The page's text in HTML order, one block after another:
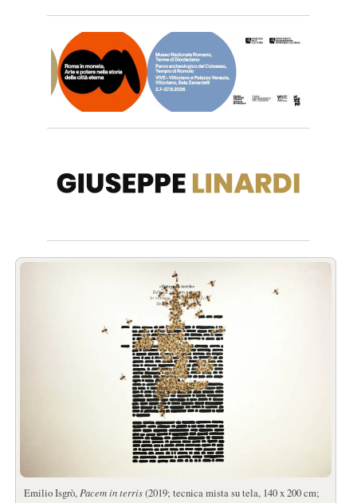
Emilio Isgrò, Pacem in terris(2019; tecnica mista su tela, 140 x 200 cm;